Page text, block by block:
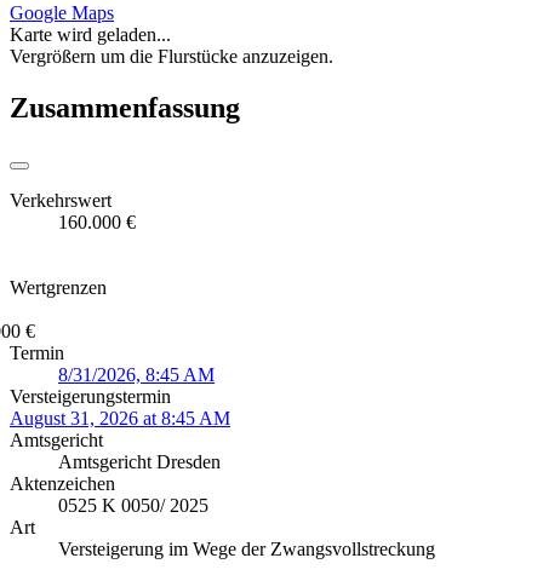
Google Maps
Karte wird geladen...
Vergrößern um die Flurstücke anzuzeigen.
Zusammenfassung
Verkehrswert
160.000 €
Wertgrenzen
€
Termin
8/31/2026, 8:45 AM
Versteigerungstermin
August 31, 2026 at 8:45 AM
Amtsgericht
Amtsgericht Dresden
Aktenzeichen
0525 K 0050/ 2025
Art
Versteigerung im Wege der Zwangsvollstreckung